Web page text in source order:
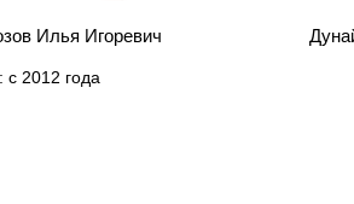
Артем Александрович
Стаж: с 2012 года